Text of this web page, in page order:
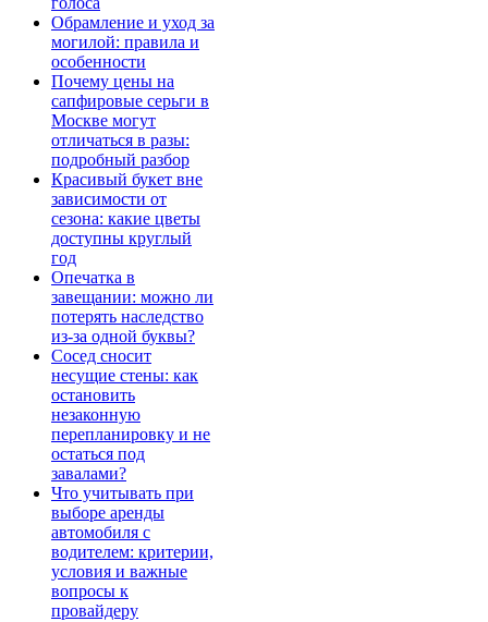
Обрамление и уход за
могилой: правила и
особенности
Почему цены на
сапфировые серьги в
Москве могут
отличаться в разы:
подробный разбор
Красивый букет вне
зависимости от
сезона: какие цветы
доступны круглый
год
Опечатка в
завещании: можно ли
потерять наследство
из-за одной буквы?
Сосед сносит
несущие стены: как
остановить
незаконную
перепланировку и не
остаться под
завалами?
Что учитывать при
выборе аренды
автомобиля с
водителем: критерии,
условия и важные
вопросы к
провайдеру